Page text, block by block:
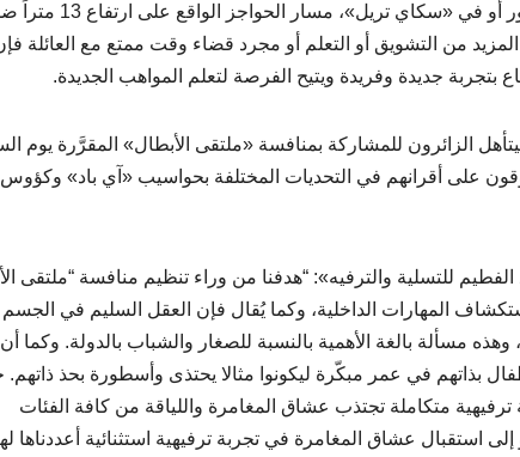
في «سوكر سيركس»؛ ومواجهة الصّعاب أثناء تسلّق الصخور أو في «سكاي تريل»،
من التشويق أو التعلم أو مجرد قضاء وقت ممتع مع العائلة
جديدة وفريدة ويتيح الفرصة لتعلم المواهب الجديدة.
«بلاي نيشن» من اليوم وحتى 11 مايو 2012، سيتأهل الزائرون للمشاركة بمنافسة «ملتقى الأبطال» المقرَّرة
يتفوقون على أقرانهم في التحديات المختلفة بحواسيب «آي باد»
للتسلية والترفيه»: “هدفنا من وراء تنظيم منافسة “ملتقى
المهارات الداخلية، وكما يُقال فإن العقل السليم في الجسم
وهذه مسألة بالغة الأهمية بالنسبة للصغار والشباب بالدولة. وكما
بذاتهم في عمر مبكّرة ليكونوا مثالا يحتذى وأسطورة بحذ
متكاملة تجتذب عشاق المغامرة واللياقة من كافة الفئات
إلى استقبال عشاق المغامرة في تجربة ترفيهية استثنائية أعددناها